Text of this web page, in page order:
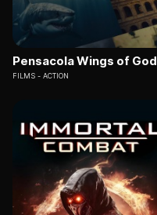
Pensacola Wings of God
FILMS ACTION